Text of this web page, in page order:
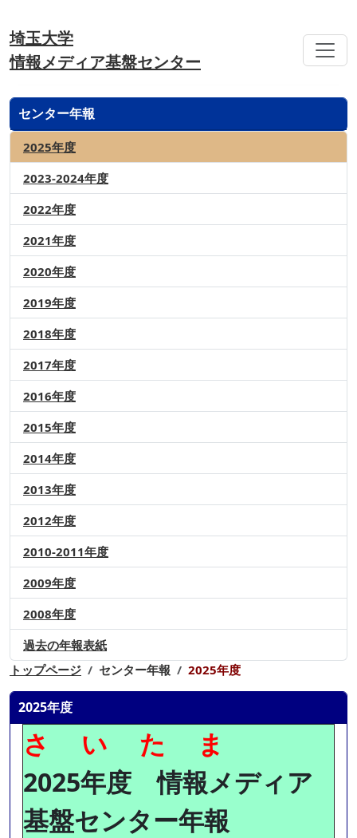
埼玉大学
情報メディア基盤センター
センター年報
2025年度
2023-2024年度
2022年度
2021年度
2020年度
2019年度
2018年度
2017年度
2016年度
2015年度
2014年度
2013年度
2012年度
2010-2011年度
2009年度
2008年度
過去の年報表紙
トップページ
センター年報 2025年度
2025年度
さ い た ま
2025年度 情報メディア
基盤センター年報